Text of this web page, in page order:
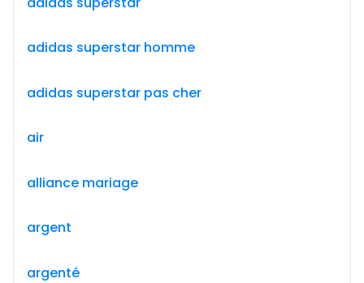
adidas superstar homme
adidas superstar pas cher
air
alliance mariage
argent
argenté